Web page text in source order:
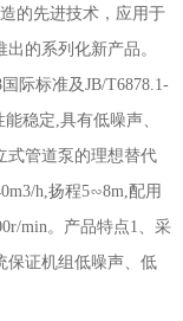
的先进技术，应用于
的系列化新产品。
际标准及JB/T6878.1-
稳定,具有低噪声、
式管道泵的理想替代
h,扬程5∽8m,配用
min。产品特点1、采
保证机组低噪声、低